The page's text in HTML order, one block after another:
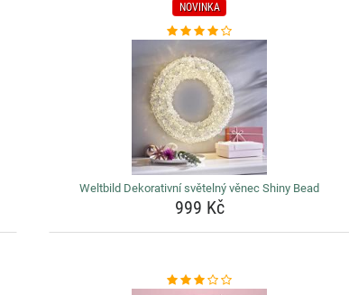
NOVINKA
Weltbild Dekorativní světelný věnec Shiny Bead
999 Kč